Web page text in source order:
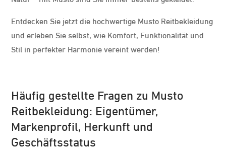
Entdecken Sie jetzt die hochwertige Musto Reitbekleidung
und erleben Sie selbst, wie Komfort, Funktionalität und
Stil in perfekter Harmonie vereint werden!
Häufig gestellte Fragen zu Musto
Reitbekleidung: Eigentümer,
Markenprofil, Herkunft und
Geschäftsstatus